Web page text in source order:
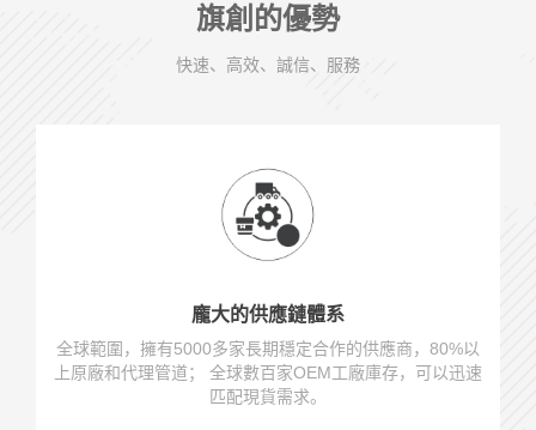
旗創的優勢
快速、高效、誠信、服務
龐大的供應鏈體系
全球範圍，擁有5000多家長期穩定合作的供應商，80%以
上原廠和代理管道； 全球數百家OEM工廠庫存，可以迅速
匹配現貨需求。